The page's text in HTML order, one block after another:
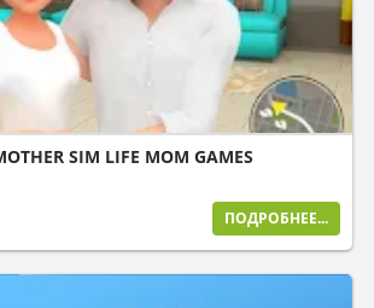
SIM LIFE MOM GAMES
ПОДРОБНЕЕ...